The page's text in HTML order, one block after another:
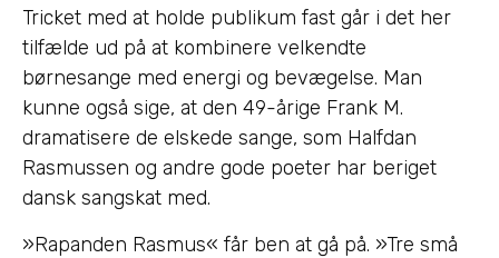
Tricket med at holde publikum fast går i det her
tilfælde ud på at kombinere velkendte
børnesange med energi og bevægelse. Man
kunne også sige, at den 49-årige Frank M.
dramatisere de elskede sange, som Halfdan
Rasmussen og andre gode poeter har beriget
dansk sangskat med.
»Rapanden Rasmus« får ben at gå på. »Tre små